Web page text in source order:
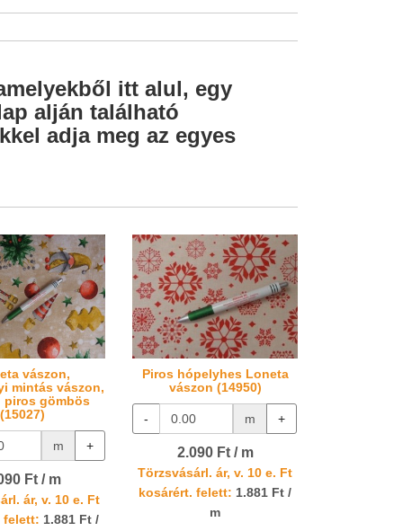
itt alul, egy
alján található
adja meg az egyes
vászon,
mintás vászon,
piros gömbös
(15027)
m +
Ft / m
ár, v. 10 e. Ft
felett: 1.881 Ft /
Piros hópelyhes Loneta
vászon (14950)
- m +
2.090 Ft / m
Törzsvásárl. ár, v. 10 e. Ft
kosárért. felett: 1.881 Ft /
m